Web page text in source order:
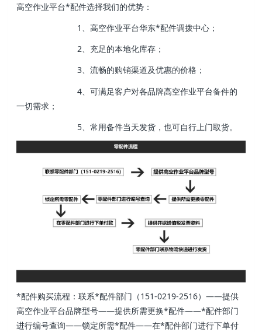
高空作业平台*配件选择我们的优势：
1、高空作业平台华东*配件调拨中心；
2、充足的本地化库存；
3、流畅的购销渠道及优惠的价格；
4、可满足客户对各品牌高空作业平台备件的
一切需求；
5、常用备件当天发货，也可自行上门取货。
*配件购买流程：联系*配件部门（151-0219-2516）——提供
高空作业平台品牌型号——提供所需更换*配件——*配件部门
进行编号查询——锁定所需*配件——在*配件部门进行下单付